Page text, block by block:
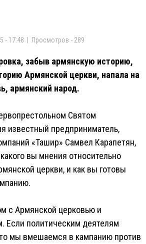
- 17:48 | Просмотров - 289
забыв армянскую историю,
Армянской церкви, напала на
армянский народ.
Святом
известный предприниматель,
«Ташир» Самвел Карапетян,
вы мнения относительно
церкви, и как вы готовы
с Армянской церковью и
Если политическим деятелям
то мы вмешаемся в кампанию против